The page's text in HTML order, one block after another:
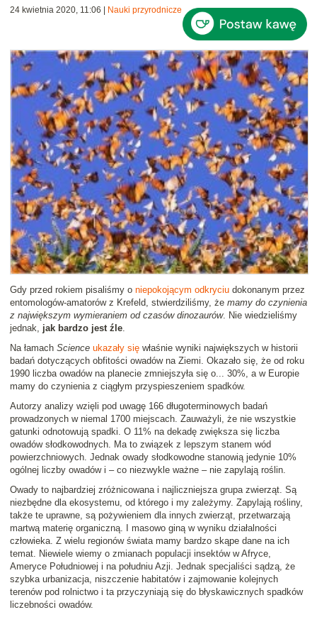
24 kwietnia 2020, 11:06 Nauki przyrodnicze
Gdy przed rokiem pisaliśmy o niepokojącym odkryciu dokonanym przez
entomologów-amatorów z Krefeld, stwierdziliśmy, że mamy do czynienia
z największym wymieraniem od czasów dinozaurów. Nie wiedzieliśmy
jednak, jak bardzo jest źle.
Na łamach Science ukazały się właśnie wyniki największych w historii
badań dotyczących obfitości owadów na Ziemi. Okazało się, że od roku
1990 liczba owadów na planecie zmniejszyła się o... 30%, a w Europie
mamy do czynienia z ciągłym przyspieszeniem spadków.
Autorzy analizy wzięli pod uwagę 166 długoterminowych badań
prowadzonych w niemal 1700 miejscach. Zauważyli, że nie wszystkie
gatunki odnotowują spadki. O 11% na dekadę zwiększa się liczba
owadów słodkowodnych. Ma to związek z lepszym stanem wód
powierzchniowych. Jednak owady słodkowodne stanowią jedynie 10%
ogólnej liczby owadów i – co niezwykle ważne – nie zapylają roślin.
Owady to najbardziej zróżnicowana i najliczniejsza grupa zwierząt. Są
niezbędne dla ekosystemu, od którego i my zależymy. Zapylają rośliny,
także te uprawne, są pożywieniem dla innych zwierząt, przetwarzają
martwą materię organiczną. I masowo giną w wyniku działalności
człowieka. Z wielu regionów świata mamy bardzo skąpe dane na ich
temat. Niewiele wiemy o zmianach populacji insektów w Afryce,
Ameryce Południowej i na południu Azji. Jednak specjaliści sądzą, że
szybka urbanizacja, niszczenie habitatów i zajmowanie kolejnych
terenów pod rolnictwo i ta przyczyniają się do błyskawicznych spadków
liczebności owadów.